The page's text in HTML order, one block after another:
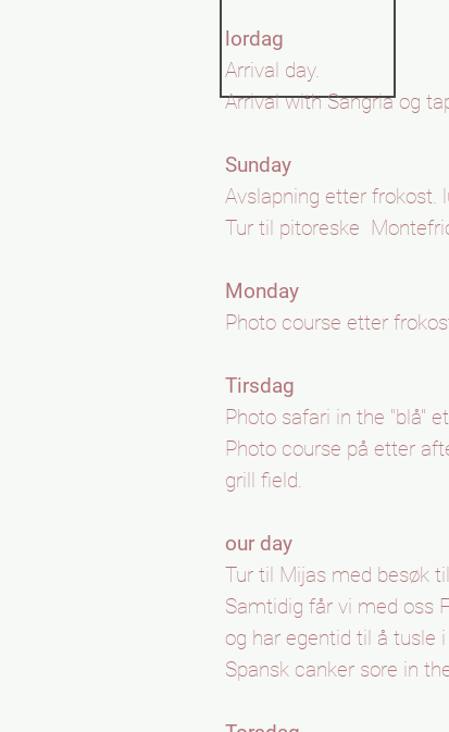
lordag
Arrival day.
Arrival with Sangria og
Sunday
Avslapning etter frokost.
Tur til pitoreske
Monday
Photo course etter
Tirsdag
Photo safari in the "blå"
Photo course på etter
grill field.
our day
Tur til Mijas med besøk
Samtidig får vi med oss
og har egentid til å tusle
Spansk canker sore in